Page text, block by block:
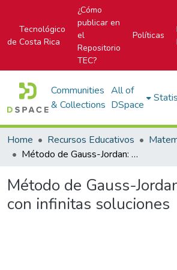
Tecnológico
de Costa Rica
¿Cómo
publicar en
el
Repositorio
TEC?
Políticas
Communities
& Collections
All of
DSpace
Home Recursos Educativos
Método de Gauss-Jordan: Sistema con infinitas soluciones
Método de Gauss-
con infinitas soluciones